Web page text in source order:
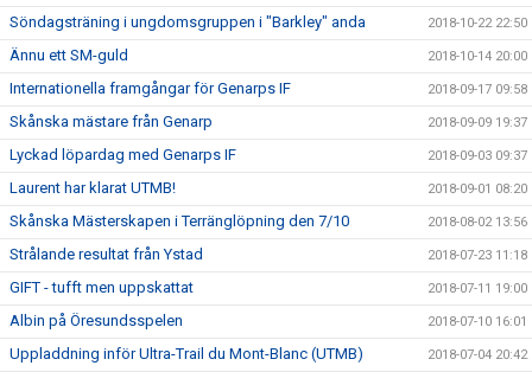
Söndagsträning i ungdomsgruppen i "Barkley" anda 2018-10-22 22:50
Ännu ett SM-guld 2018-10-14 20:00
Internationella framgångar för Genarps IF 2018-09-17 09:58
Skånska mästare från Genarp 2018-09-09 19:37
Lyckad löpardag med Genarps IF 2018-09-03 09:37
Laurent har klarat UTMB! 2018-09-01 08:20
Skånska Mästerskapen i Terränglöpning den 7/10 2018-08-02 13:56
Strålande resultat från Ystad 2018-07-23 11:18
GIFT - tufft men uppskattat 2018-07-11 19:00
Albin på Öresundsspelen 2018-07-10 16:01
Uppladdning inför Ultra-Trail du Mont-Blanc (UTMB) 2018-07-04 20:42